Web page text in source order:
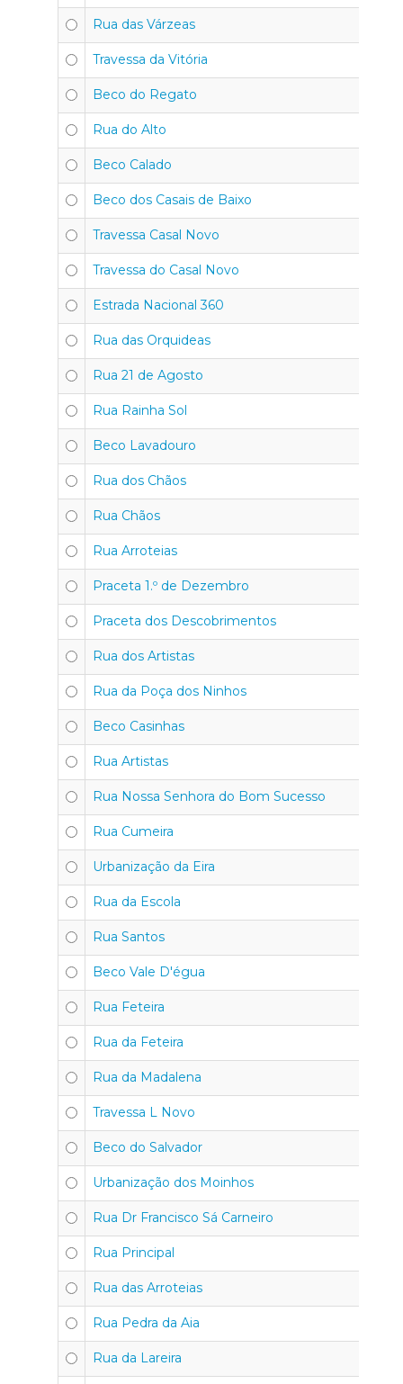
Rua das Várzeas
Travessa da Vitória
Beco do Regato
Rua do Alto
Beco Calado
Beco dos Casais de Baixo
Travessa Casal Novo
Travessa do Casal Novo
Estrada Nacional 360
Rua das Orquideas
Rua 21 de Agosto
Rua Rainha Sol
Beco Lavadouro
Rua dos Chãos
Rua Chãos
Rua Arroteias
Praceta 1.º de Dezembro
Praceta dos Descobrimentos
Rua dos Artistas
Rua da Poça dos Ninhos
Beco Casinhas
Rua Artistas
Rua Nossa Senhora do Bom Sucesso
Rua Cumeira
Urbanização da Eira
Rua da Escola
Rua Santos
Beco Vale D'égua
Rua Feteira
Rua da Feteira
Rua da Madalena
Travessa L Novo
Beco do Salvador
Urbanização dos Moinhos
Rua Dr Francisco Sá Carneiro
Rua Principal
Rua das Arroteias
Rua Pedra da Aia
Rua da Lareira